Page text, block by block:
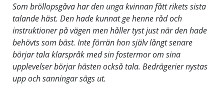
Som bröllopsgåva har den unga kvinnan fått rikets sista
talande häst. Den hade kunnat ge henne råd och
instruktioner på vägen men håller tyst just när den hade
behövts som bäst. Inte förrän hon själv långt senare
börjar tala klarspråk med sin fostermor om sina
upplevelser börjar hästen också tala. Bedrägerier nystas
upp och sanningar sägs ut.